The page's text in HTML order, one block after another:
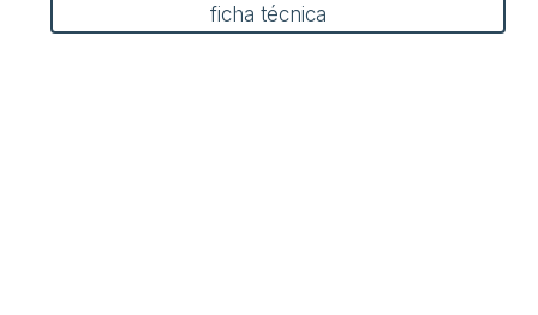
ficha técnica